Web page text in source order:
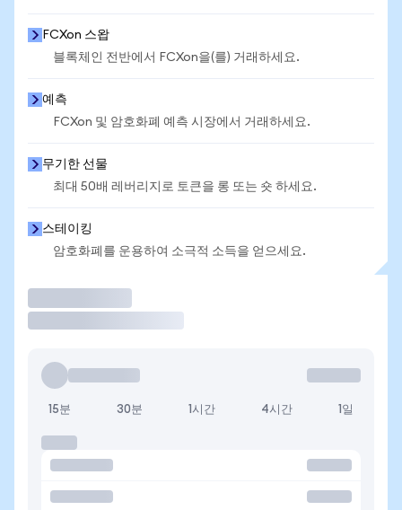
FCXon 스왑
블록체인 전반에서 FCXon을(를) 거래하세요.
예측
FCXon 및 암호화폐 예측 시장에서 거래하세요.
무기한 선물
최대 50배 레버리지로 토큰을 롱 또는 숏 하세요.
스테이킹
암호화폐를 운용하여 소극적 소득을 얻으세요.
15분 30분 1시간 4시간 1일